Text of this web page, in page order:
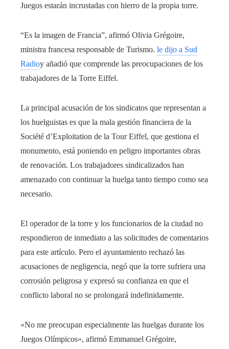
Juegos estarán incrustadas con hierro de la propia torre.
“Es la imagen de Francia”, afirmó Olivia Grégoire,
ministra francesa responsable de Turismo. le dijo a Sud
Radioy añadió que comprende las preocupaciones de los
trabajadores de la Torre Eiffel.
La principal acusación de los sindicatos que representan a
los huelguistas es que la mala gestión financiera de la
Société d’Exploitation de la Tour Eiffel, que gestiona el
monumento, está poniendo en peligro importantes obras
de renovación. Los trabajadores sindicalizados han
amenazado con continuar la huelga tanto tiempo como sea
necesario.
El operador de la torre y los funcionarios de la ciudad no
respondieron de inmediato a las solicitudes de comentarios
para este artículo. Pero el ayuntamiento rechazó las
acusaciones de negligencia, negó que la torre sufriera una
corrosión peligrosa y expresó su confianza en que el
conflicto laboral no se prolongará indefinidamente.
«No me preocupan especialmente las huelgas durante los
Juegos Olímpicos», afirmó Emmanuel Grégoire,